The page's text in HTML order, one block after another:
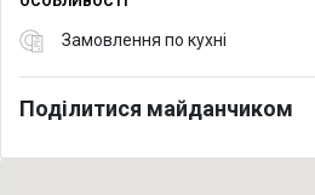
Замовлення по кухні
Поділитися майданчиком